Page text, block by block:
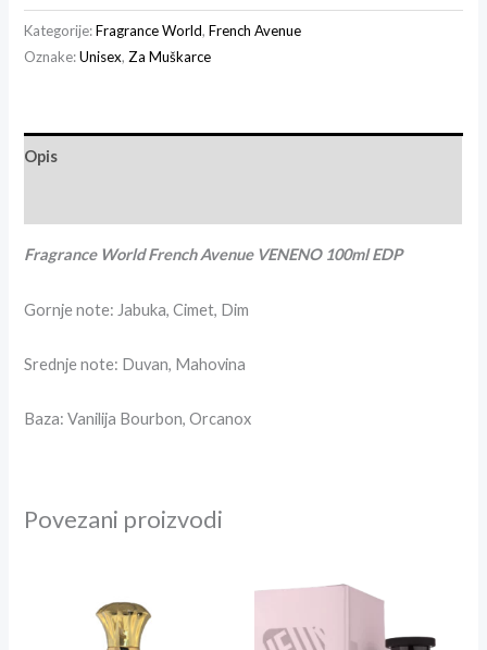
Kategorije:Fragrance World,French Avenue
Oznake:Unisex, Za Muškarce
Opis
Fragrance World French Avenue VENENO 100ml EDP
Gornje note: Jabuka, Cimet, Dim
Srednje note: Duvan, Mahovina
Baza: Vanilija Bourbon, Orcanox
Povezani proizvodi